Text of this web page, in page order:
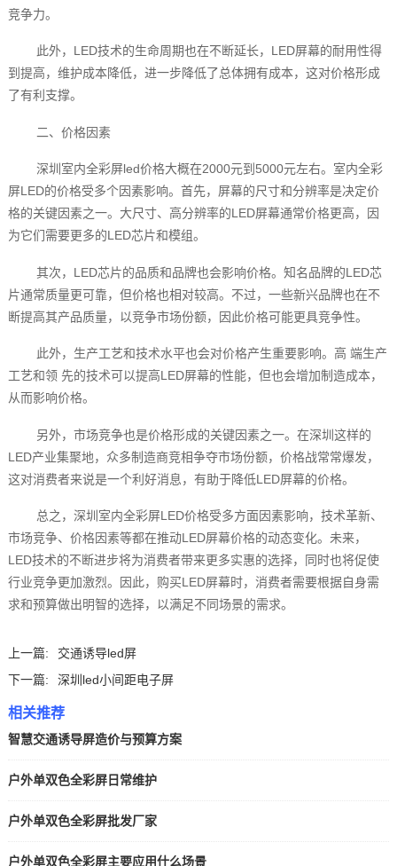
竞争力。
此外，LED技术的生命周期也在不断延长，LED屏幕的耐用性得
到提高，维护成本降低，进一步降低了总体拥有成本，这对价格形成
了有利支撑。
二、价格因素
深圳室内全彩屏led价格大概在2000元到5000元左右。室内全彩
屏LED的价格受多个因素影响。首先，屏幕的尺寸和分辨率是决定价
格的关键因素之一。大尺寸、高分辨率的LED屏幕通常价格更高，因
为它们需要更多的LED芯片和模组。
其次，LED芯片的品质和品牌也会影响价格。知名品牌的LED芯
片通常质量更可靠，但价格也相对较高。不过，一些新兴品牌也在不
断提高其产品质量，以竞争市场份额，因此价格可能更具竞争性。
此外，生产工艺和技术水平也会对价格产生重要影响。高 端生产
工艺和领 先的技术可以提高LED屏幕的性能，但也会增加制造成本，
从而影响价格。
另外，市场竞争也是价格形成的关键因素之一。在深圳这样的
LED产业集聚地，众多制造商竞相争夺市场份额，价格战常常爆发，
这对消费者来说是一个利好消息，有助于降低LED屏幕的价格。
总之，深圳室内全彩屏LED价格受多方面因素影响，技术革新、
市场竞争、价格因素等都在推动LED屏幕价格的动态变化。未来，
LED技术的不断进步将为消费者带来更多实惠的选择，同时也将促使
行业竞争更加激烈。因此，购买LED屏幕时，消费者需要根据自身需
求和预算做出明智的选择，以满足不同场景的需求。
上一篇:
交通诱导led屏
下一篇:
深圳led小间距电子屏
相关推荐
智慧交通诱导屏造价与预算方案
户外单双色全彩屏日常维护
户外单双色全彩屏批发厂家
户外单双色全彩屏主要应用什么场景